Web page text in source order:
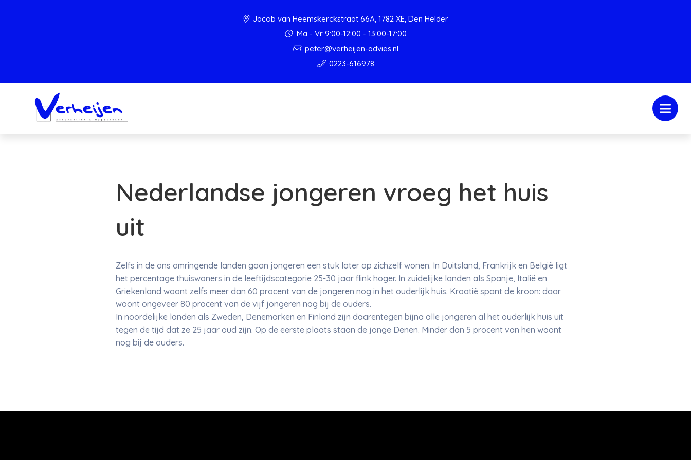
Jacob van Heemskerckstraat 66A, 1782 XE, Den Helder
Ma - Vr 9:00-12:00 - 13:00-17:00
peter@verheijen-advies.nl
0223-616978
Nederlandse jongeren vroeg het huis
uit
Zelfs in de ons omringende landen gaan jongeren een stuk later op zichzelf wonen. In Duitsland, Frankrijk en België ligt
het percentage thuiswoners in de leeftijdscategorie 25-30 jaar flink hoger. In zuidelijke landen als Spanje, Italië en
Griekenland woont zelfs meer dan 60 procent van de jongeren nog in het ouderlijk huis. Kroatië spant de kroon: daar
woont ongeveer 80 procent van de vijf jongeren nog bij de ouders.
In noordelijke landen als Zweden, Denemarken en Finland zijn daarentegen bijna alle jongeren al het ouderlijk huis uit
tegen de tijd dat ze 25 jaar oud zijn. Op de eerste plaats staan de jonge Denen. Minder dan 5 procent van hen woont
nog bij de ouders.